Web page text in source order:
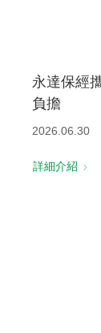
永達保經
負擔
2026.06.30
詳細介紹